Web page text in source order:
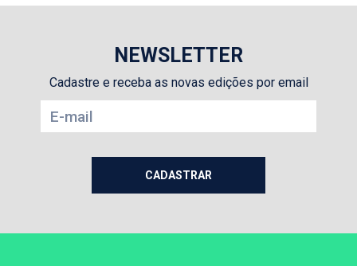
NEWSLETTER
Cadastre e receba as novas edições por email